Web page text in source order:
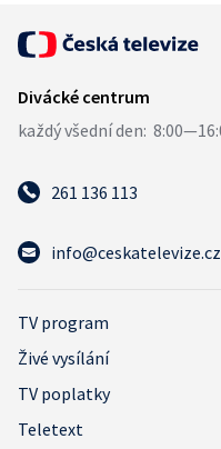
261 136 113
info@ceskatelevize.cz
TV program
Živé vysílání
TV poplatky
Teletext